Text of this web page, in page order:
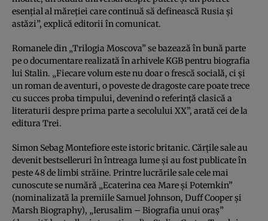
esenţial al măreţiei care continuă să definească Rusia şi
astăzi”, explică editorii în comunicat.
Romanele din „Trilogia Moscova” se bazează în bună parte
pe o documentare realizată în arhivele KGB pentru biografia
lui Stalin. „Fiecare volum este nu doar o frescă socială, ci şi
un roman de aventuri, o poveste de dragoste care poate trece
cu succes proba timpului, devenind o referinţă clasică a
literaturii despre prima parte a secolului XX”, arată cei de la
editura Trei.
Simon Sebag Montefiore este istoric britanic. Cărţile sale au
devenit bestselleruri în întreaga lume şi au fost publicate în
peste 48 de limbi străine. Printre lucrările sale cele mai
cunoscute se numără „Ecaterina cea Mare şi Potemkin”
(nominalizată la premiile Samuel Johnson, Duff Cooper şi
Marsh Biography), „Ierusalim – Biografia unui oraş”